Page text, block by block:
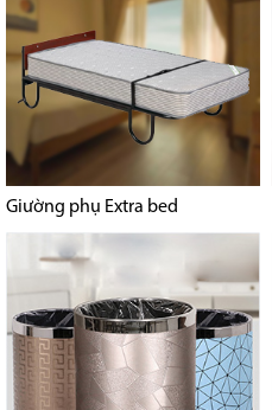
Giường phụ Extra bed